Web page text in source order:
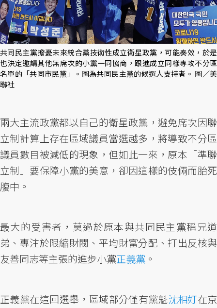
共同民主黨擔憂未來統合黨技術性成立衛星政黨，可能奏效，於是
也決定邀請其他無席次的小黨一同協商，跟進成立同樣專攻不分區
名單的「共同市民黨」。圖為共同民主黨的候選人支持者。 圖／美
聯社
兩大主流政黨都以自己的衛星政黨，避免席次因聯
立制計算上存在區域議員當選越多，將導致不分區
議員數目被減低的現象，但如此一來，原本「準聯
立制」要保障小黨的美意，卻因這樣的伎倆而胎死
腹中。
最大的受害者，莫過於原本與共同民主黨稱兄道
弟、專注於限縮財閥、平均財富分配、打出反核與
友善同志等主張的進步小黨正義黨 。
正義黨在這回選舉，區域部分僅有黨魁沈相奵在京